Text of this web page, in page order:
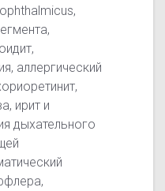
аллергический
ирит и
дыхательного